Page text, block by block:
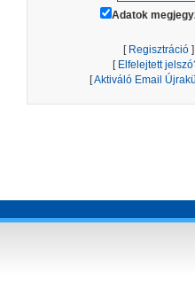
Adatok
[ Regisztráció ]
[ Elfelejtett
[Aktiváló Email